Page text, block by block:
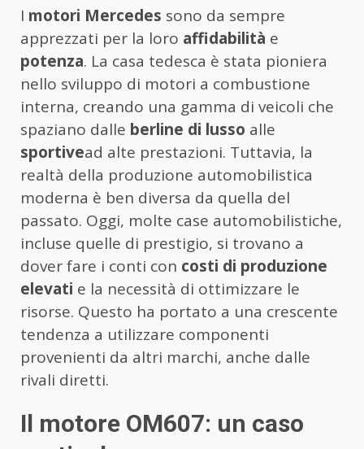
I motori Mercedes sono da sempre
apprezzati per la loro affidabilità e
potenza. La casa tedesca è stata pioniera
nello sviluppo di motori a combustione
interna, creando una gamma di veicoli che
spaziano dalle berline di lusso alle
sportivead alte prestazioni. Tuttavia, la
realtà della produzione automobilistica
moderna è ben diversa da quella del
passato. Oggi, molte case automobilistiche,
incluse quelle di prestigio, si trovano a
dover fare i conti con costi di produzione
elevati e la necessità di ottimizzare le
risorse. Questo ha portato a una crescente
tendenza a utilizzare componenti
provenienti da altri marchi, anche dalle
rivali diretti.
Il motore OM607: un caso